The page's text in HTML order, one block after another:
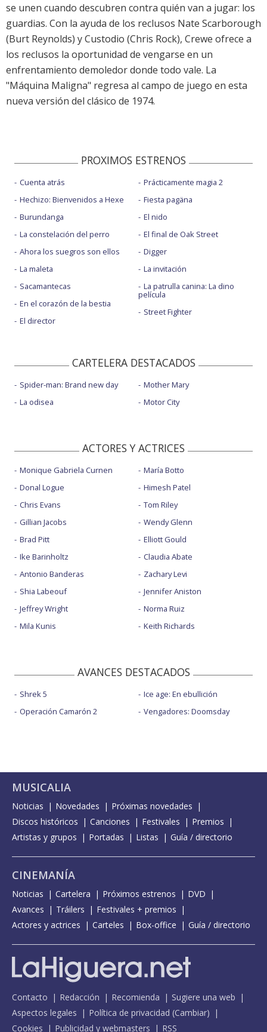
se unen cuando descubren contra quién van a jugar: los
guardias. Con la ayuda de los reclusos Nate Scarborough
(Burt Reynolds) y Custodio (Chris Rock), Crewe ofrece a
los reclusos la oportunidad de vengarse en un
enfrentamiento demoledor donde todo vale. La
"Máquina Maligna" regresa al campo de juego en esta
nueva versión del clásico de 1974.
PROXIMOS ESTRENOS
Cuenta atrás
Hechizo: Bienvenidos a Hexe
Burundanga
La constelación del perro
Ahora los suegros son ellos
La maleta
Sacamantecas
En el corazón de la bestia
El director
Prácticamente magia 2
Fiesta pagäna
El nido
El final de Oak Street
Digger
La invitación
La patrulla canina: La dino
película
Street Fighter
CARTELERA DESTACADOS
Spider-man: Brand new day
La odisea
Mother Mary
Motor City
ACTORES Y ACTRICES
Monique Gabriela Curnen
Donal Logue
Chris Evans
Gillian Jacobs
Brad Pitt
Ike Barinholtz
Antonio Banderas
Shia Labeouf
Jeffrey Wright
Mila Kunis
María Botto
Himesh Patel
Tom Riley
Wendy Glenn
Elliott Gould
Claudia Abate
Zachary Levi
Jennifer Aniston
Norma Ruiz
Keith Richards
AVANCES DESTACADOS
Shrek 5
Operación Camarón 2
Ice age: En ebullición
Vengadores: Doomsday
MUSICALIA
Noticias Novedades
Próximas novedades
Discos históricos
Canciones Festivales
Premios
Artistas y grupos
Portadas Listas Guía / directorio
CINEMANÍA
Noticias Cartelera Próximos estrenos
DVD
Avances
Tráilers
Festivales + premios
Actores y actrices
Carteles Box-office Guía / directorio
Contacto Redacción Recomienda
Sugiere una web
Aspectos legales
Política de privacidad (Cambiar)
Cookies
Publicidad y webmasters RSS